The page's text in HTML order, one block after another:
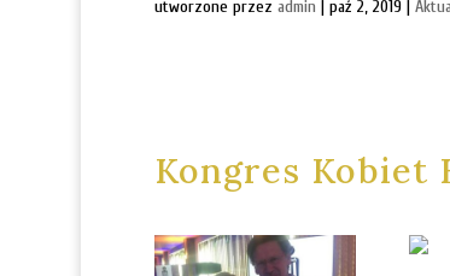
utworzone przez admin | paź 2, 2019|
Kongres Kobiet